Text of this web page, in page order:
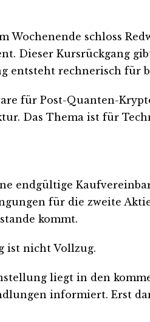
Wochenende schloss
Dieser Kursrückgang
entsteht rechnerisch für
für Post-Quanten-
Das Thema ist für
endgültige
für die zweite
kommt.
ist nicht Vollzug.
liegt in den
informiert. Erst